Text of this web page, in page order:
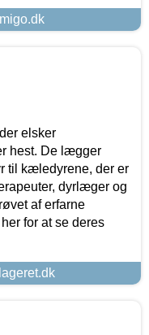
elsker
hest. De lægger
til kæledyrene, der er
dyrlæger og
af erfarne
for at se deres